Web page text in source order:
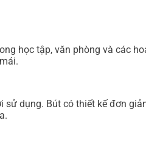
học tập, văn phòng và các
dụng. Bút có thiết kế đơn